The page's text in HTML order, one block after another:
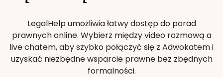
LegalHelp umożliwia łatwy dostęp do porad
prawnych online. Wybierz między video rozmową a
live chatem, aby szybko połączyć się z Adwokatem i
uzyskać niezbędne wsparcie prawne bez zbędnych
formalności.